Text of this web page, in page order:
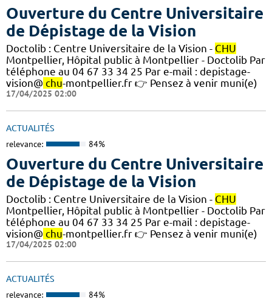
Ouverture du Centre Universitaire
de Dépistage de la Vision
Doctolib : Centre Universitaire de la Vision - CHU
Montpellier, Hôpital public à Montpellier - Doctolib Par
téléphone au 04 67 33 34 25 Par e-mail : depistage-
vision@ chu-montpellier.fr 👉 Pensez à venir muni(e)
17/04/2025 02:00
ACTUALITÉS
relevance: 84%
Ouverture du Centre Universitaire
de Dépistage de la Vision
Doctolib : Centre Universitaire de la Vision - CHU
Montpellier, Hôpital public à Montpellier - Doctolib Par
téléphone au 04 67 33 34 25 Par e-mail : depistage-
vision@ chu-montpellier.fr 👉 Pensez à venir muni(e)
17/04/2025 02:00
ACTUALITÉS
relevance: 84%